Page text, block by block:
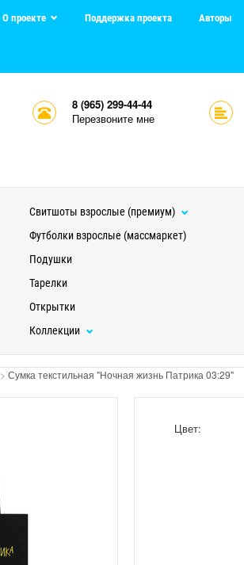
О проекте Поддержка проекта Авторы
8 (965) 299-44-44
Перезвоните мне
Свитшоты взрослые (премиум)
Футболки взрослые (массмаркет)
Подушки
Тарелки
Открытки
Коллекции
> Сумка текстильная "Ночная жизнь Патрика 03:29"
Цвет: